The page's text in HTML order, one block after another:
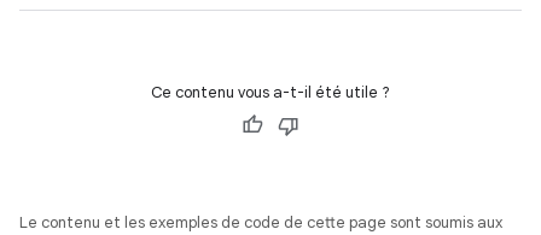
Ce contenu vous a-t-il été utile ?
Le contenu et les exemples de code de cette page sont soumis aux